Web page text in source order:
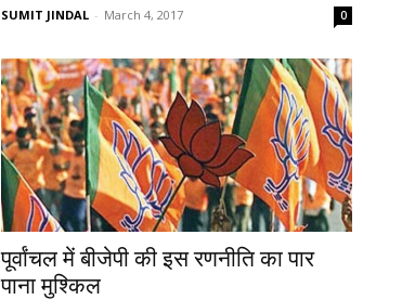
SUMIT JINDAL - March 4, 2017 0
पूर्वांचल में बीजेपी की इस रणनीति का पार
पाना मुश्किल